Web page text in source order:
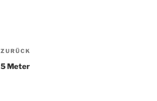
Beitragsnavigation
Vorheriger
Beitrag
ZURÜCK
5 Meter